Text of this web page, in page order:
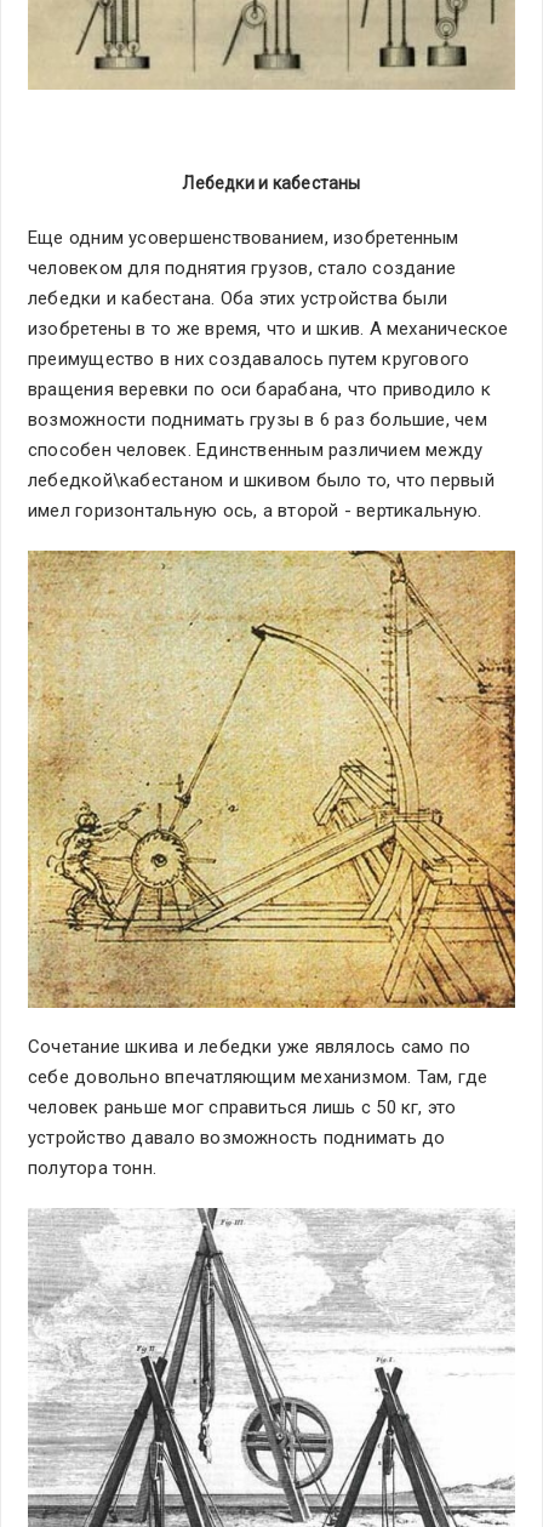
Лебедки и кабестаны
Еще одним усовершенствованием, изобретенным
человеком для поднятия грузов, стало создание
лебедки и кабестана. Оба этих устройства были
изобретены в то же время, что и шкив. А механическое
преимущество в них создавалось путем кругового
вращения веревки по оси барабана, что приводило к
возможности поднимать грузы в 6 раз большие, чем
способен человек. Единственным различием между
лебедкой\кабестаном и шкивом было то, что первый
имел горизонтальную ось, а второй - вертикальную.
Сочетание шкива и лебедки уже являлось само по
себе довольно впечатляющим механизмом. Там, где
человек раньше мог справиться лишь с 50 кг, это
устройство давало возможность поднимать до
полутора тонн.